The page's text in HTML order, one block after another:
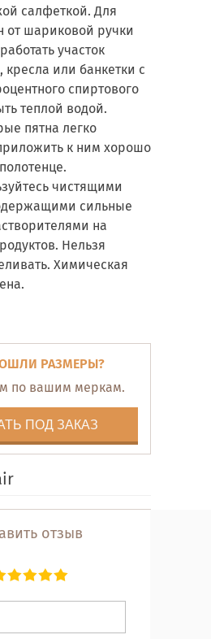
салфеткой. Для
от шариковой ручки
участок
кресла или банкетки с
спиртового
теплой водой.
пятна легко
к ним хорошо
чистящими
сильные
на
Нельзя
Химическая
РАЗМЕРЫ?
по вашим меркам.
ПОД ЗАКАЗ
отзыв